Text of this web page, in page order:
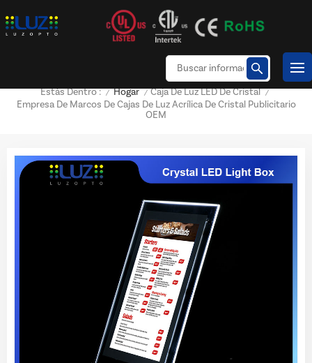
Estás Dentro : / Hogar / Caja De Luz LED De Cristal /
Empresa De Marcos De Cajas De Luz Acrílica De Cristal Publicitario
OEM